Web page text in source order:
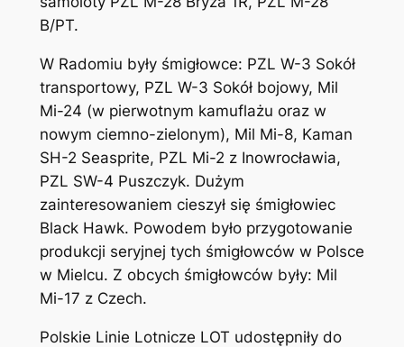
B/PT.
W Radomiu były śmigłowce: PZL W-3 Sokół
transportowy, PZL W-3 Sokół bojowy, Mil
Mi-24 (w pierwotnym kamuflażu oraz w
nowym ciemno-zielonym), Mil Mi-8, Kaman
SH-2 Seasprite, PZL Mi-2 z Inowrocławia,
PZL SW-4 Puszczyk. Dużym
zainteresowaniem cieszył się śmigłowiec
Black Hawk. Powodem było przygotowanie
produkcji seryjnej tych śmigłowców w Polsce
w Mielcu. Z obcych śmigłowców były: Mil
Mi-17 z Czech.
Polskie Linie Lotnicze LOT udostępniły do